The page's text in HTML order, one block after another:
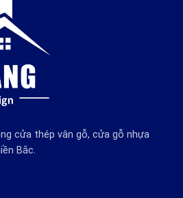
cửa thép vân gỗ, cửa gỗ nhựa
Bắc.